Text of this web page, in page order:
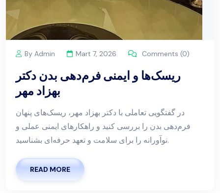
By Admin Mart 7, 2026 Comments (0)
ریسک‌ها و ایمنی فرم‌دهی بدن دکتر
بهزاد مهر
در گفتگویی تعاملی با دکتر بهزاد مهر، ریسک‌های پنهان
فرم‌دهی بدن را بررسی کنید و راهکارهای ایمنی عملی و
نوآورانه را برای سلامت و تعهد حرفه‌ای بشناسید.
READ MORE